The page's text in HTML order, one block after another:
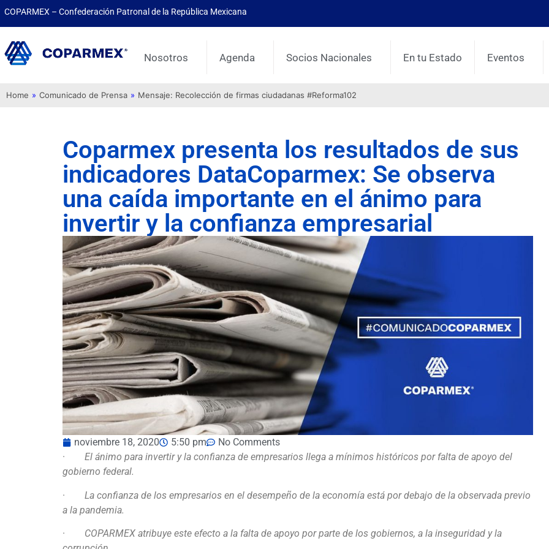
COPARMEX – Confederación Patronal de la República Mexicana
Nosotros Agenda Socios Nacionales En tu Estado Eventos
Home » Comunicado de Prensa » Mensaje: Recolección de firmas ciudadanas #Reforma102
Coparmex presenta los resultados de sus
indicadores DataCoparmex: Se observa
una caída importante en el ánimo para
invertir y la confianza empresarial
noviembre 18, 2020 5:50 pm
No Comments
· El ánimo para invertir y la confianza de empresarios llega a mínimos históricos por falta de apoyo del
gobierno federal.
· La confianza de los empresarios en el desempeño de la economía está por debajo de la observada previo
a la pandemia.
· COPARMEX atribuye este efecto a la falta de apoyo por parte de los gobiernos, a la inseguridad y la